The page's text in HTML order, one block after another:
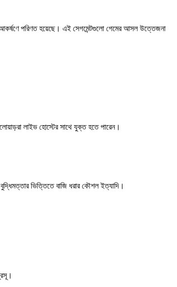
আকর্ষণে পরিণত হয়েছে। এই সেগমেন্টগুলো গেমের আসল উত্তেজনা
লাইভ হোস্টের সাথে যুক্ত হতে পারেন।
ভিত্তিতে বাজি ধরার কৌশল ইত্যাদি।